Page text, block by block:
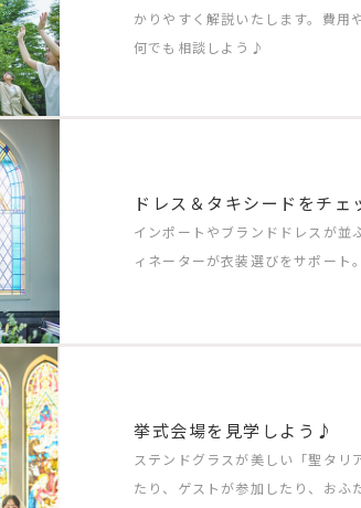
かりやすく解説いたします。費用
何でも相談しよう♪
ドレス＆タキシードをチェ
インポートやブランドドレスが並
ィネーターが衣装選びをサポート。
挙式会場を見学しよう♪
ステンドグラスが美しい「聖タリ
たり、ゲストが参加したり、お